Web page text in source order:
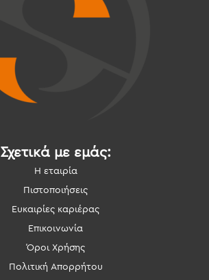
Σχετικά με εμάς:
Η εταιρία
Πιστοποιήσεις
Ευκαιρίες καριέρας
Επικοινωνία
Όροι Χρήσης
Πολιτική Απορρήτου